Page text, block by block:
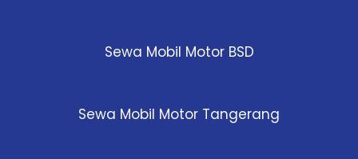
Sewa Mobil Motor BSD
Sewa Mobil Motor Tangerang